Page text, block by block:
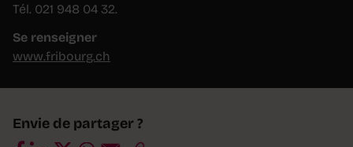
Tél. 021 948 04 32.
Se renseigner
www.fribourg.ch
Envie de partager ?